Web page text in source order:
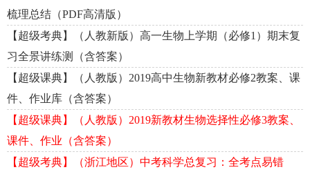
梳理总结（PDF高清版）
【超级考典】（人教新版）高一生物上学期（必修1）期末复
习全景讲练测（含答案）
【超级课典】（人教版）2019高中生物新教材必修2教案、课
件、作业库（含答案）
【超级课典】（人教版）2019新教材生物选择性必修3教案、
课件、作业（含答案）
【超级考典】（浙江地区）中考科学总复习：全考点易错